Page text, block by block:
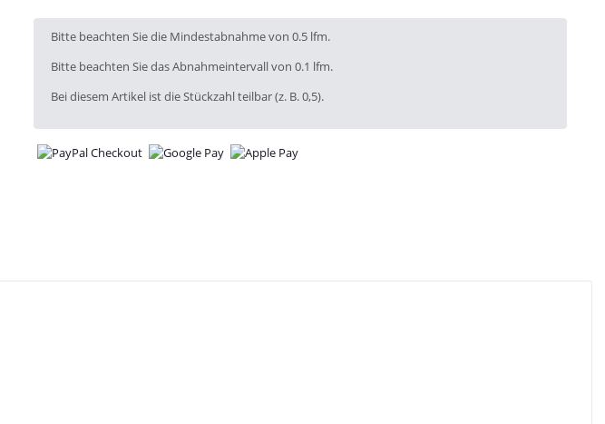
x
Bitte beachten Sie die Mindestabnahme von 0.5 lfm.
Bitte beachten Sie das Abnahmeintervall von 0.1 lfm.
Bei diesem Artikel ist die Stückzahl teilbar (z. B. 0,5).